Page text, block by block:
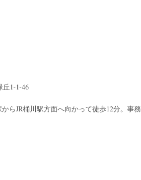
丘1-1-46
らJR桶川駅方面へ向かって徒歩12分。事務